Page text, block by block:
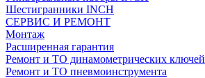
Шестигранники INCH
СЕРВИС И РЕМОНТ
Монтаж
Расширенная гарантия
Ремонт и ТО динамометрических ключей
Ремонт и ТО пневмоинструмента